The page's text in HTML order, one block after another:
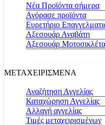
Νέα Προϊόντα σήμερα
Αγόρασε προϊόντα
Ευρετήριο
Αξεσουάρ Αναβάτη
Αξεσουάρ
ΜΕΤΑΧΕΙΡΙΣΜΕΝΑ
Αναζήτηση Αγγελίας
Καταχώρηση Αγγελίας
Αλλαγή αγγελίας
Τιμές μεταχειρισμένων